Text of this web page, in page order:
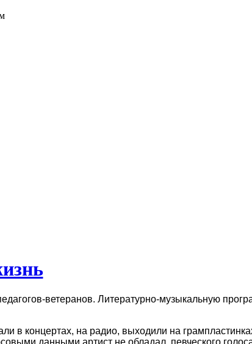
ветеранов. Литературно-музыкальную
в концертах, на радио, выходили на
данными артист не обладал, певческого